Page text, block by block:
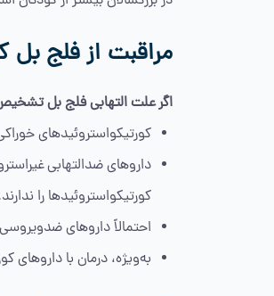
مراقبت از فلج
اگر علت التهابی فلج بل
کورتیکواستروئیدهای
کورتیکواستروئیدها را
احتمالاً داروهای
به‌ویژه، درمان با داروهای